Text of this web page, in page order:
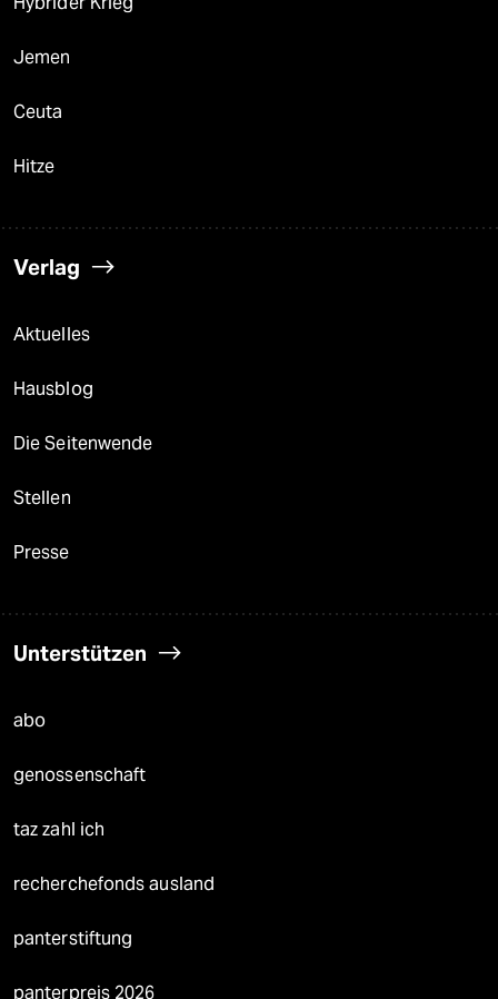
Jemen
Ceuta
Hitze
Verlag
Aktuelles
Hausblog
Die Seitenwende
Stellen
Presse
Unterstützen
abo
genossenschaft
taz zahl ich
recherchefonds ausland
panterstiftung
panterpreis 2026